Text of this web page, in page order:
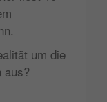
um die
aus?